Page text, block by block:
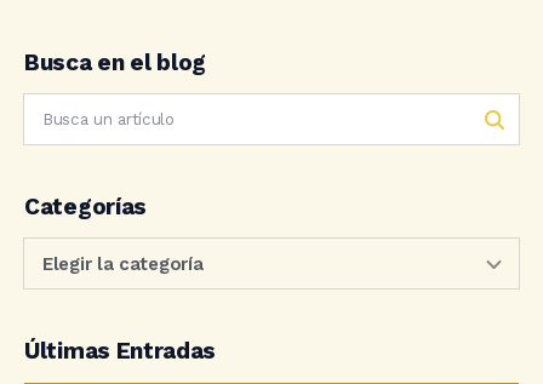
Busca en el blog
Categorías
Últimas Entradas